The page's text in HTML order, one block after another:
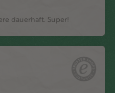
dauerhaft. Super!